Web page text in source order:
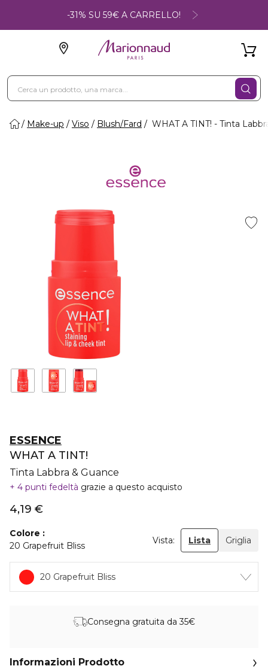
-31% SU 59€ A CARRELLO!
Make-up Viso Blush/Fard WHAT A TINT! - Tinta
ESSENCE
WHAT A TINT!
Tinta Labbra & Guance
4 punti fedeltà grazie a questo acquisto
4,19 €
Colore
20 Grapefruit Bliss
Vista: Lista Griglia
20 Grapefruit Bliss
Consegna gratuita da 35€
Informazioni Prodotto